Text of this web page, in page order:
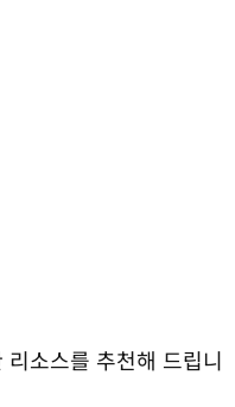
소스를 추천해 드립니